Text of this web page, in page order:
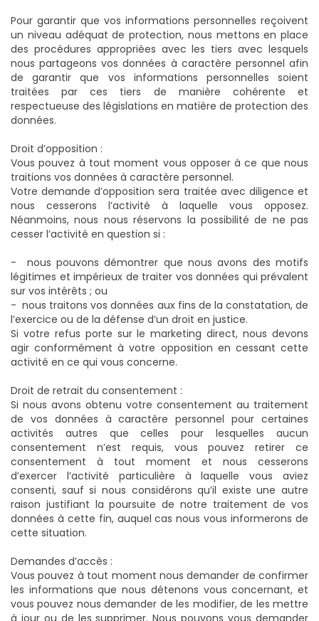
Pour garantir que vos informations personnelles reçoivent
un niveau adéquat de protection, nous mettons en place
des procédures appropriées avec les tiers avec lesquels
nous partageons vos données à caractère personnel afin
de garantir que vos informations personnelles soient
traitées par ces tiers de manière cohérente et
respectueuse des législations en matière de protection des
données.
Droit d’opposition :
Vous pouvez à tout moment vous opposer à ce que nous
traitions vos données à caractère personnel.
Votre demande d’opposition sera traitée avec diligence et
nous cesserons l’activité à laquelle vous opposez.
Néanmoins, nous nous réservons la possibilité de ne pas
cesser l’activité en question si :
- nous pouvons démontrer que nous avons des motifs
légitimes et impérieux de traiter vos données qui prévalent
sur vos intérêts ; ou
- nous traitons vos données aux fins de la constatation, de
l’exercice ou de la défense d’un droit en justice.
Si votre refus porte sur le marketing direct, nous devons
agir conformément à votre opposition en cessant cette
activité en ce qui vous concerne.
Droit de retrait du consentement :
Si nous avons obtenu votre consentement au traitement
de vos données à caractère personnel pour certaines
activités autres que celles pour lesquelles aucun
consentement n’est requis, vous pouvez retirer ce
consentement à tout moment et nous cesserons
d’exercer l’activité particulière à laquelle vous aviez
consenti, sauf si nous considérons qu’il existe une autre
raison justifiant la poursuite de notre traitement de vos
données à cette fin, auquel cas nous vous informerons de
cette situation.
Demandes d’accès :
Vous pouvez à tout moment nous demander de confirmer
les informations que nous détenons vous concernant, et
vous pouvez nous demander de les modifier, de les mettre
à jour ou de les supprimer. Nous pouvons vous demander